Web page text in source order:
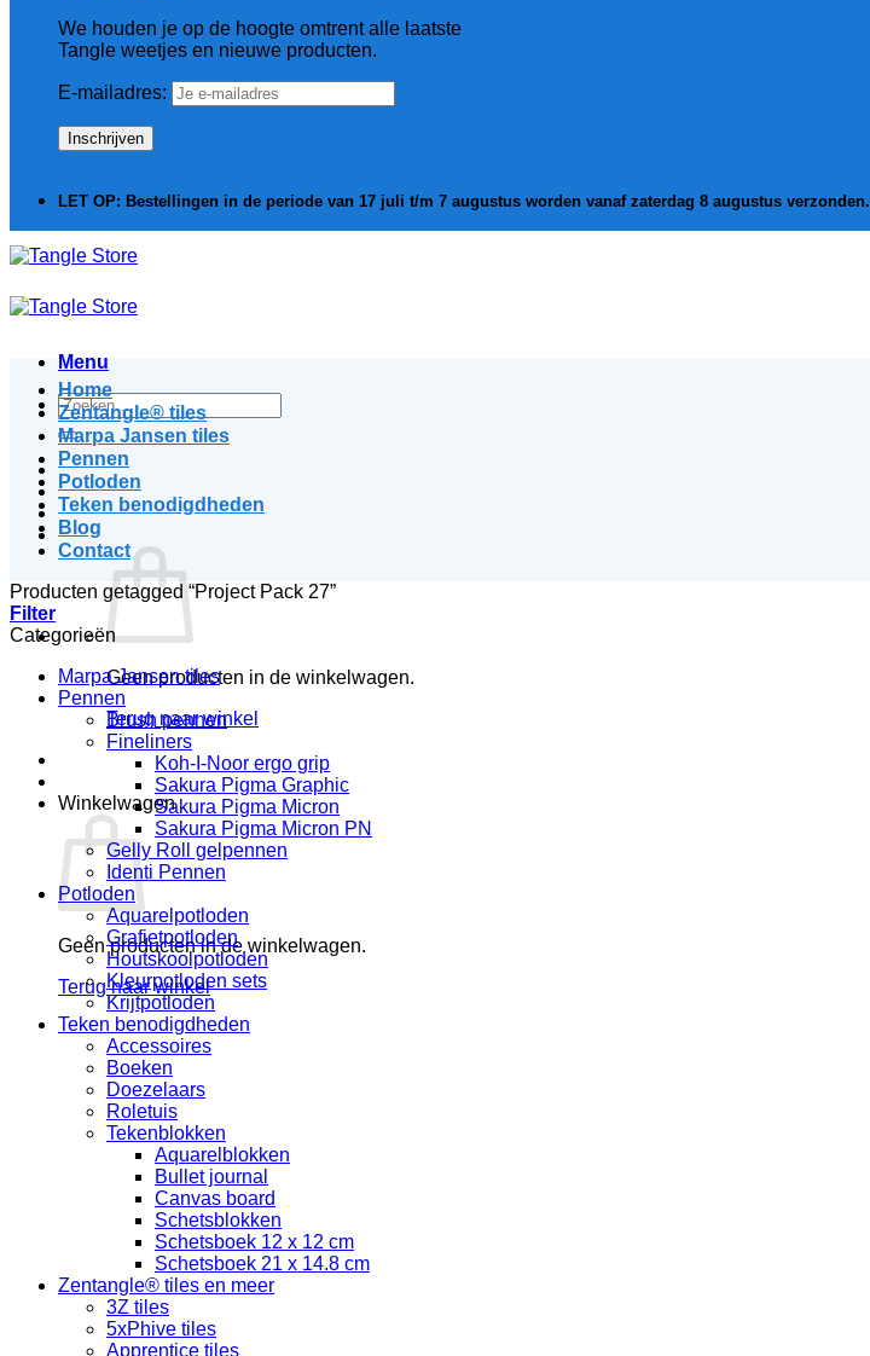
We houden je op de hoogte omtrent alle laatste
Tangle weetjes en nieuwe producten.
E-mailadres:
LET OP: Bestellingen in de periode van 17 juli t/m 7 augustus worden vanaf zaterdag 8 augustus verzonden.
Menu
Zoeken
naar:
Geen producten in de winkelwagen.
Terug naar winkel
Winkelwagen
Geen producten in de winkelwagen.
Terug naar winkel
Home
Zentangle® tiles
Marpa Jansen tiles
Pennen
Potloden
Teken benodigdheden
Blog
Contact
Producten getagged “Project Pack 27”
Filter
Categorieën
Marpa Jansen tiles
Pennen
Brush pennen
Fineliners
Koh-I-Noor ergo grip
Sakura Pigma Graphic
Sakura Pigma Micron
Sakura Pigma Micron PN
Gelly Roll gelpennen
Identi Pennen
Potloden
Aquarelpotloden
Grafietpotloden
Houtskoolpotloden
Kleurpotloden sets
Krijtpotloden
Teken benodigdheden
Accessoires
Boeken
Doezelaars
Roletuis
Tekenblokken
Aquarelblokken
Bullet journal
Canvas board
Schetsblokken
Schetsboek 12 x 12 cm
Schetsboek 21 x 14.8 cm
Zentangle® tiles en meer
3Z tiles
5xPhive tiles
Apprentice tiles